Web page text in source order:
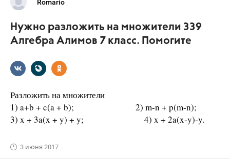
Romario
Нужно разложить на множители 339
Алгебра Алимов 7 класс. Помогите
Разложить на множители
1) a+b + c(a + b); 2) m-n + p(m-n);
3) x + 3a(x + y) + y; 4) x + 2a(x-y)-y.
3 июня 2017